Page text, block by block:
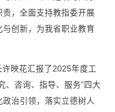
，全面支持教指委开展
创新，为我省职业教育
映花汇报了2025年度工
、咨询、指导、服务”四大
治引领，落实立德树人